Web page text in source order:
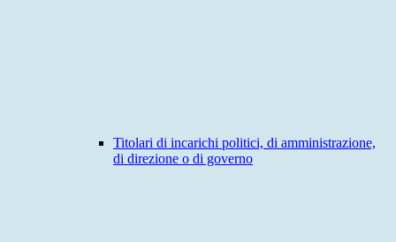
Titolari di incarichi politici, di amministrazione,
di direzione o di governo